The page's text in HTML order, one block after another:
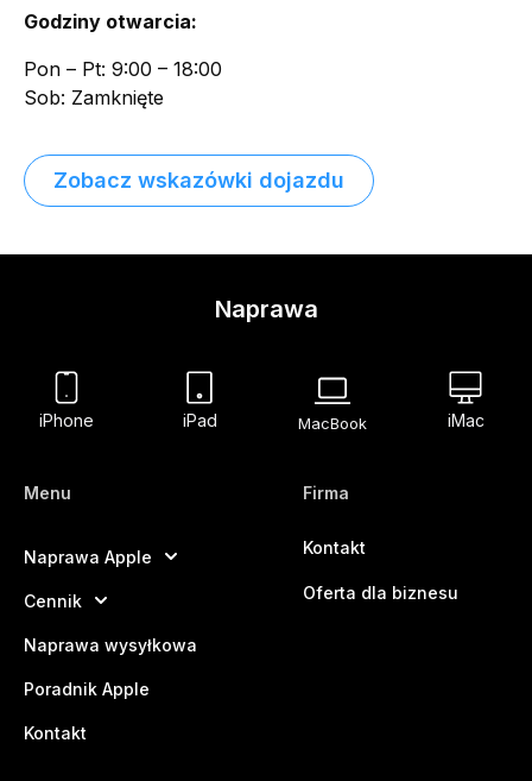
Godziny otwarcia:
Pon – Pt: 9:00 – 18:00
Sob: Zamknięte
Zobacz wskazówki dojazdu
Naprawa
iPhone iPad MacBook iMac
Menu
Naprawa Apple
Cennik
Naprawa wysyłkowa
Poradnik Apple
Kontakt
Firma
Kontakt
Oferta dla biznesu